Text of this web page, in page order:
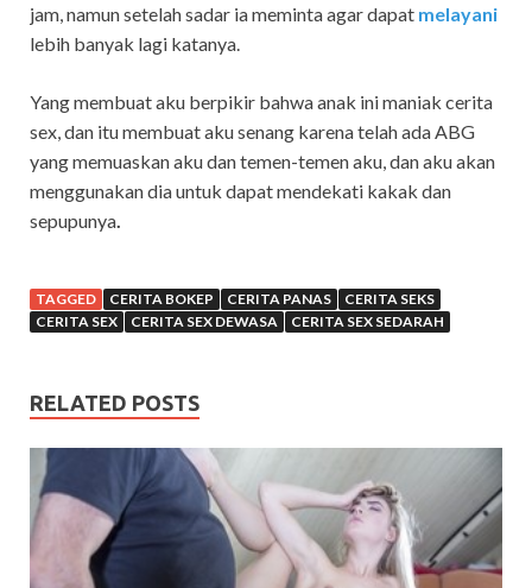
jam, namun setelah sadar ia meminta agar dapat melayani
lebih banyak lagi katanya.
Yang membuat aku berpikir bahwa anak ini maniak cerita
sex, dan itu membuat aku senang karena telah ada ABG
yang memuaskan aku dan temen-temen aku, dan aku akan
menggunakan dia untuk dapat mendekati kakak dan
sepupunya
TAGGED CERITA BOKEP CERITA PANAS
CERITA SEKS
CERITA SEX
CERITA SEX DEWASA CERITA SEX SEDARAH
RELATED POSTS